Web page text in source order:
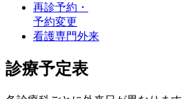
再診予約 ・
予約変更
看護専門外来
診療予定表